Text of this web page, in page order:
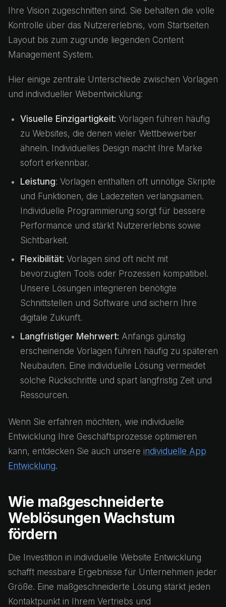
Ihre Vision zugeschnitten sind. Sie behalten die volle
Kontrolle über das Nutzererlebnis, vom Startseiten
Layout bis zum zugrunde liegenden Content
Management System.
Hier einige zentrale Unterschiede zwischen Vorlagen
und individueller Webentwicklung:
Visuelle Einzigartigkeit: Vorlagen führen häufig
zu Websites, die denen vieler Wettbewerber
ähneln. Individuelles Design macht Ihre Marke
sofort erkennbar.
Leistung: Vorlagen enthalten oft unnötige Skripte
und Funktionen, die Ladezeiten verlangsamen.
Individuelle Programmierung sorgt für bessere
Performance und stärkt Nutzererlebnis sowie
Sichtbarkeit.
Flexibilität: Vorlagen sind oft nicht mit
bevorzugten Tools oder Prozessen kompatibel.
Unsere Lösungen integrieren benötigte
Schnittstellen und Software und sichern Ihre
digitale Zukunft.
Langfristiger Mehrwert: Anfangs günstig
erscheinende Vorlagen führen häufig zu späteren
Neubauten. Eine individuelle Lösung vermeidet
solche Rückschritte und spart langfristig Zeit und
Ressourcen.
Wenn Sie erfahren möchten, wie individuelle
Entwicklung Ihre Geschäftsprozesse optimieren
kann, entdecken Sie auch unsere individuelle App
Entwicklung.
Wie maßgeschneiderte
Weblösungen Wachstum
fördern
Die Investition in individuelle Website Entwicklung
schafft messbare Ergebnisse für Unternehmen jeder
Größe. Eine maßgeschneiderte Lösung stärkt jeden
Kontaktpunkt in Ihrem Vertriebs und